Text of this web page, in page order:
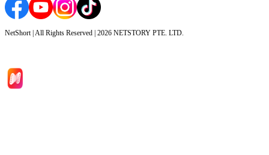
NetShort | All Rights Reserved | 2026 NETSTORY PTE. LTD.